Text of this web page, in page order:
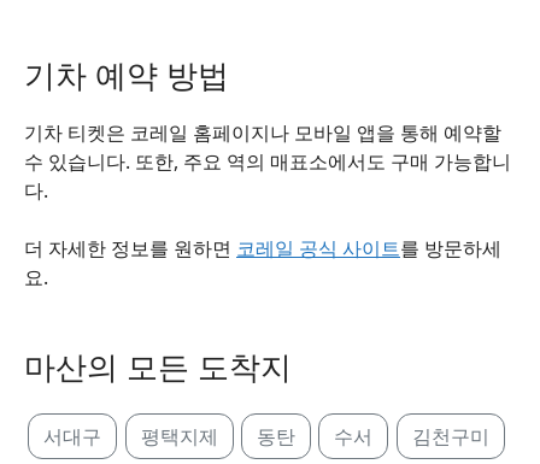
기차 예약 방법
기차 티켓은 코레일 홈페이지나 모바일 앱을 통해 예약할
수 있습니다. 또한, 주요 역의 매표소에서도 구매 가능합니
다.
더 자세한 정보를 원하면 코레일 공식 사이트를 방문하세
요.
마산의 모든 도착지
서대구 평택지제 동탄 수서 김천구미